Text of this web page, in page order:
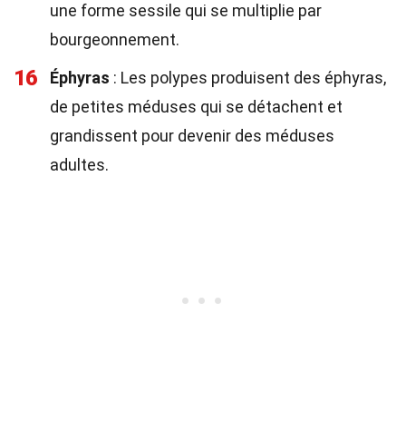
une forme sessile qui se multiplie par
bourgeonnement.
16 Éphyras : Les polypes produisent des éphyras,
de petites méduses qui se détachent et
grandissent pour devenir des méduses
adultes.